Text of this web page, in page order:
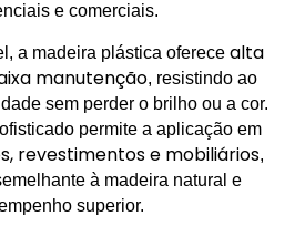
e comerciais.
a madeira plástica oferece alta
manutenção, resistindo ao
sem perder o brilho ou a cor.
permite a aplicação em
revestimentos e mobiliários,
à madeira natural e
superior.